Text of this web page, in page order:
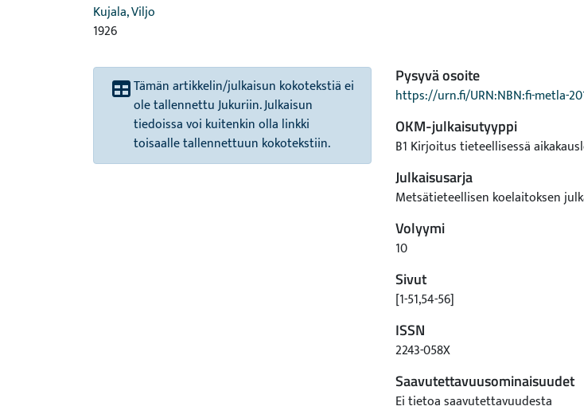
Kujala, Viljo
1926
Tämän artikkelin/julkaisun kokotekstiä ei
ole tallennettu Jukuriin. Julkaisun
tiedoissa voi kuitenkin olla linkki
toisaalle tallennettuun kokotekstiin.
Pysyvä osoite
https://urn.fi/URN:NBN:fi-metla-
OKM-julkaisutyyppi
B1 Kirjoitus tieteellisessä
Julkaisusarja
Metsätieteellisen koelaitoksen
Volyymi
10
Sivut
[1-51,54-56]
ISSN
2243-058X
Saavutettavuusominaisuudet
Ei tietoa saavutettavuudesta